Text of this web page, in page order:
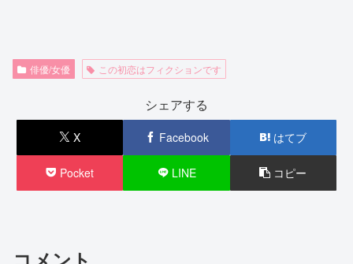
俳優/女優 この初恋はフィクションです
シェアする
X Facebook はてブ
Pocket LINE コピー